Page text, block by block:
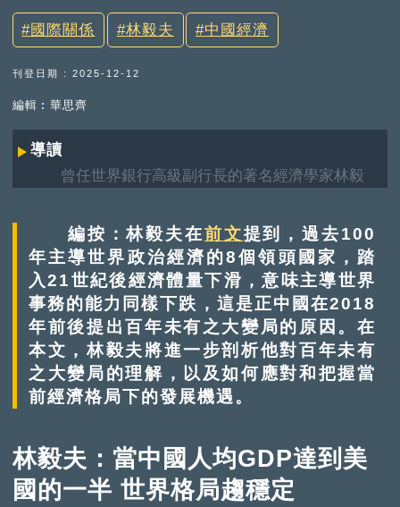
國際關係 林毅夫 中國經濟
刊登日期 : 2025-12-12
編輯︰華思齊
導讀
曾任世界銀行高級副行長的著名經濟學家林毅
之大變局」的加速演進，隨着西方大國GDP總量佔
全球經濟總量的比例下跌，新興經濟體迅速發展，
改變世界經濟格局；中國經濟基礎堅實，有能力實
現穩定發展，並將繼續成為拉動世界經濟增長的重
要引擎。
編按：林毅夫在前文提到，過去100
年主導世界政治經濟的8個領頭國家，踏
入21世紀後經濟體量下滑，意味主導世界
事務的能力同樣下跌，這是正中國在2018
年前後提出百年未有之大變局的原因。在
本文，林毅夫將進一步剖析他對百年未有
之大變局的理解，以及如何應對和把握當
前經濟格局下的發展機遇。
林毅夫：當中國人均GDP達到美
國的一半 世界格局趨穩定